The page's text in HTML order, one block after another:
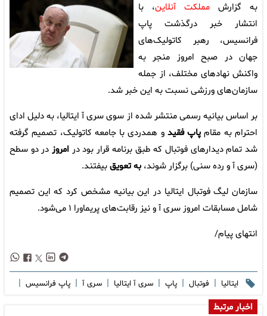
به گزارش مملکت آنلاین، با
انتشار خبر درگذشت پاپ
فرانسیس، رهبر کاتولیک‌های
جهان در صبح امروز منجر به
واکنش نهادهای مختلف، از جمله
سازمان‌های ورزشی نسبت به این خبر شد.
بر اساس بیانیه رسمی منتشر شده از سوی سری آ ایتالیا، به دلیل ادای
احترام به مقامپاپ فقید و همدردی با جامعه کاتولیک، تصمیم گرفته
شد تمام دیدارهای فوتبال که طبق برنامه قرار بود در امروزدر دو سطح
(سری آ و رده سنی) برگزار شوند، به تعویقبیفتند.
سازمان لیگ فوتبال ایتالیا در این بیانیه مشخص کرد که این تصمیم
شامل مسابقات امروز سری آ و نیز رقابت‌های پریماورا ۱ می‌شود.
انتهای پیام/
ایتالیا | فوتبال | پاپ | سری آ ایتالیا | سری آ | پاپ فرانسیس |
اخبار مرتبط